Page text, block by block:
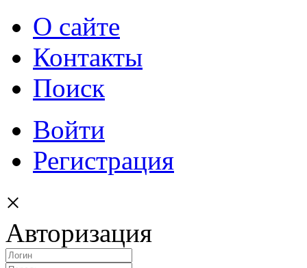
О сайте
Контакты
Поиск
Войти
Регистрация
×
Авторизация